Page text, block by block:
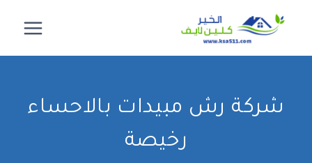
المحتوى
شركة رش مبيدات بالاحساء
رخيصة